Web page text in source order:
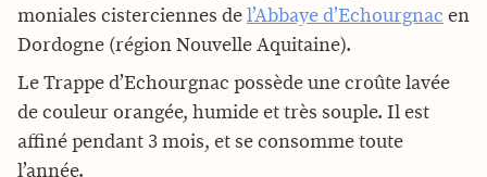
moniales cisterciennes de l’Abbaye d’Echourgnac en
Dordogne (région Nouvelle Aquitaine).
Le Trappe d’Echourgnac possède une croûte lavée
de couleur orangée, humide et très souple. Il est
affiné pendant 3 mois, et se consomme toute
l’année.